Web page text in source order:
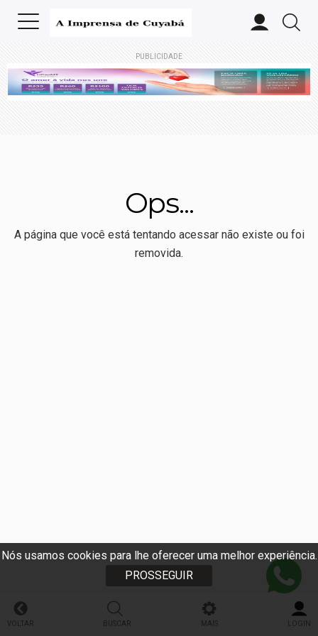
Nós usamos cookies para lhe oferecer uma melhor experiência.
PROSSEGUIR
PUBLICIDADE
Ops...
A página que você está tentando acessar não existe ou foi
removida.
VOLTAR BUSCAR MAIS LOGIN